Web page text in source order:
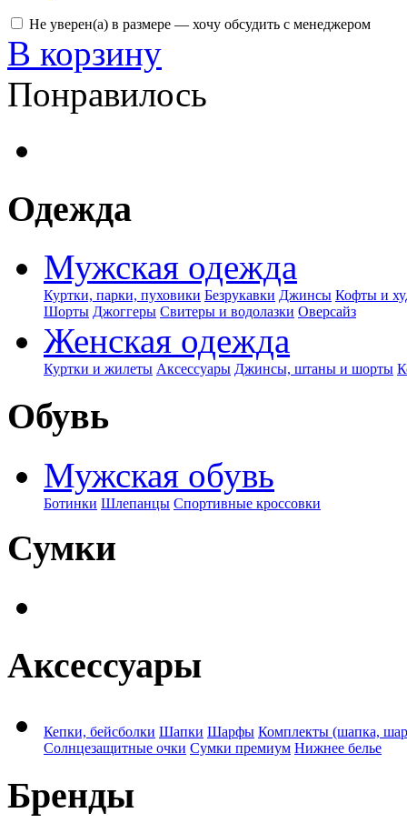
Не уверен(а) в размере — хочу обсудить с менеджером
В корзину
Понравилось
Одежда
Мужская одежда
Куртки, парки, пуховики Безрукавки Джинсы Кофты и
Шорты Джоггеры Свитеры и водолазки Оверсайз
Женская одежда
Куртки и жилеты Аксессуары Джинсы, штаны и шорты
Обувь
Мужская обувь
Ботинки Шлепанцы Спортивные кроссовки
Сумки
Аксессуары
Кепки, бейсболки Шапки Шарфы Комплекты (шапка,
Солнцезащитные очки Сумки премиум Нижнее белье
Бренды